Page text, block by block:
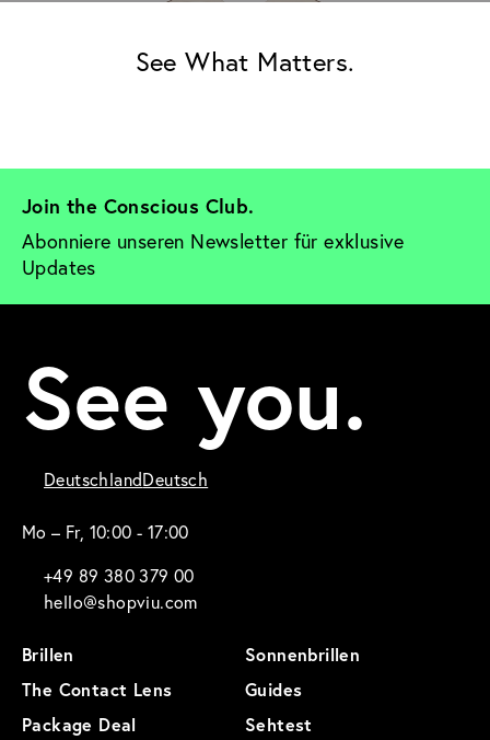
See What Matters.
Join the Conscious Club.
Abonniere unseren Newsletter für exklusive
Updates
See you.
DeutschlandDeutsch
Mo – Fr, 10:00 - 17:00
+49 89 380 379 00
hello@shopviu.com
Brillen
Sonnenbrillen
The Contact Lens
Guides
Package Deal
Sehtest